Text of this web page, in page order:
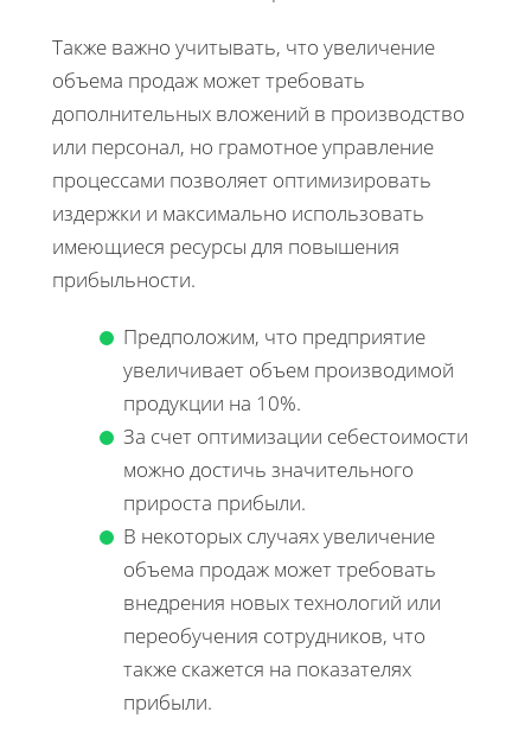
Также важно учитывать, что увеличение
объема продаж может требовать
дополнительных вложений в производство
или персонал, но грамотное управление
процессами позволяет оптимизировать
издержки и максимально использовать
имеющиеся ресурсы для повышения
прибыльности.
Предположим, что предприятие
увеличивает объем производимой
продукции на 10%.
За счет оптимизации себестоимости
можно достичь значительного
прироста прибыли.
В некоторых случаях увеличение
объема продаж может требовать
внедрения новых технологий или
переобучения сотрудников, что
также скажется на показателях
прибыли.